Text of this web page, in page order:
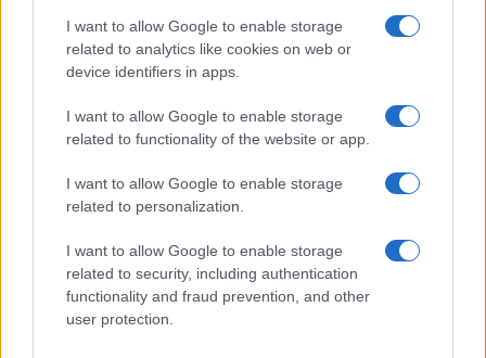
I want to allow Google to enable storage
related to analytics like cookies on web or
device identifiers in apps.
I want to allow Google to enable storage
related to functionality of the website or app.
I want to allow Google to enable storage
related to personalization.
I want to allow Google to enable storage
related to security, including authentication
functionality and fraud prevention, and other
user protection.
489.000 Ft (új)
Apple Watch Ultra 3